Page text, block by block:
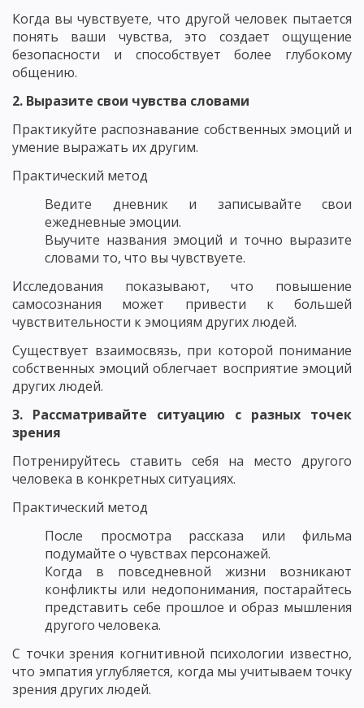
Когда вы чувствуете, что другой человек пытается
понять ваши чувства, это создает ощущение
безопасности и способствует более глубокому
общению.
2. Выразите свои чувства словами
Практикуйте распознавание собственных эмоций и
умение выражать их другим.
Практический метод
Ведите дневник и записывайте свои
ежедневные эмоции.
Выучите названия эмоций и точно выразите
словами то, что вы чувствуете.
Исследования показывают, что повышение
самосознания может привести к большей
чувствительности к эмоциям других людей.
Существует взаимосвязь, при которой понимание
собственных эмоций облегчает восприятие эмоций
других людей.
3. Рассматривайте ситуацию с разных точек
зрения
Потренируйтесь ставить себя на место другого
человека в конкретных ситуациях.
Практический метод
После просмотра рассказа или фильма
подумайте о чувствах персонажей.
Когда в повседневной жизни возникают
конфликты или недопонимания, постарайтесь
представить себе прошлое и образ мышления
другого человека.
С точки зрения когнитивной психологии известно,
что эмпатия углубляется, когда мы учитываем точку
зрения других людей.